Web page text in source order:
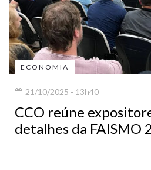
ECONOMIA
21/10/2025 - 13h40
CCO reúne
detalhes da FAISMO